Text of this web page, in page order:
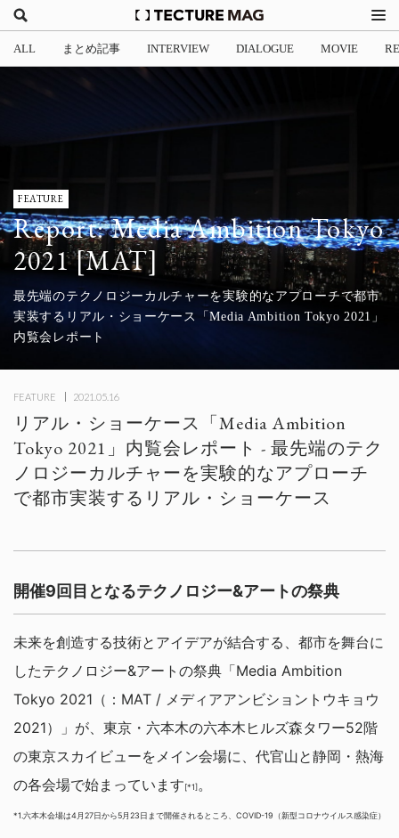
ALL まとめ記事 INTERVIEW DIALOGUE MOVIE
FEATURE
Report: Media Ambition Tokyo
2021 [MAT]
最先端のテクノロジーカルチャーを実験的なアプローチで都市
実装するリアル・ショーケース「Media Ambition Tokyo 2021」
内覧会レポート
FEATURE 2021.05.16
リアル・ショーケース「Media Ambition
Tokyo 2021」内覧会レポート - 最先端のテク
ノロジーカルチャーを実験的なアプローチ
で都市実装するリアル・ショーケース
開催9回目となるテクノロジー&アートの祭典
未来を創造する技術とアイデアが結合する、都市を舞台に
したテクノロジー&アートの祭典「Media Ambition
Tokyo 2021（：MAT / メディアアンビショントウキョウ
2021）」が、東京・六本木の六本木ヒルズ森タワー52階
の東京スカイビューをメイン会場に、代官山と静岡・熱海
の各会場で始まっています[*1]。
*1.六本木会場は4月27日から5月23日まで開催されるところ、COVID-19（新型コロナウイルス感染症）